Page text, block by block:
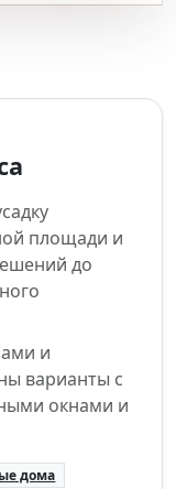
площади и
до
и
варианты с
окнами и
дома